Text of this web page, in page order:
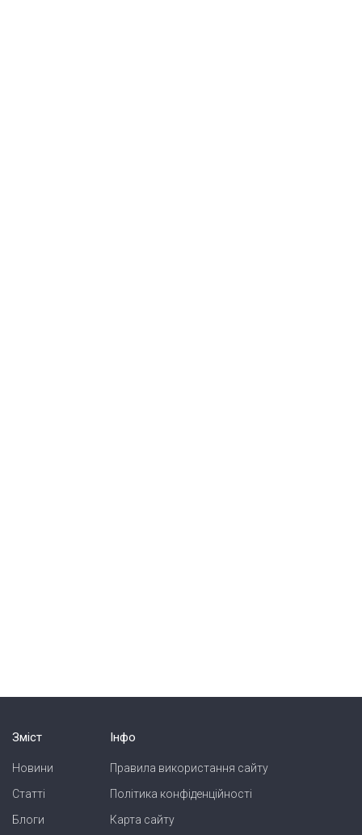
Зміст
Новини
Статті
Блоги
Інфо
Правила використання сайту
Політика конфіденційності
Карта сайту